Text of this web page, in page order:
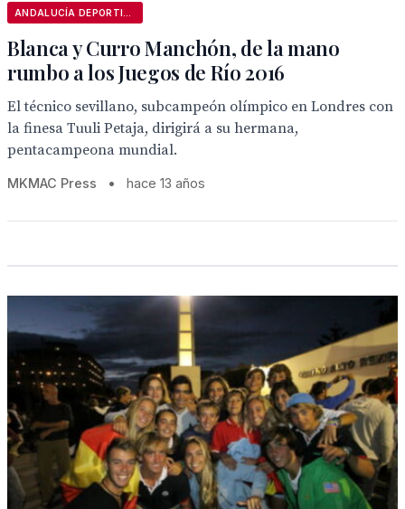
Blanca y Curro Manchón, de la mano
rumbo a los Juegos de Río 2016
El técnico sevillano, subcampeón olímpico en Londres con
la finesa Tuuli Petaja, dirigirá a su hermana,
pentacampeona mundial.
MKMAC Press • hace 13 años